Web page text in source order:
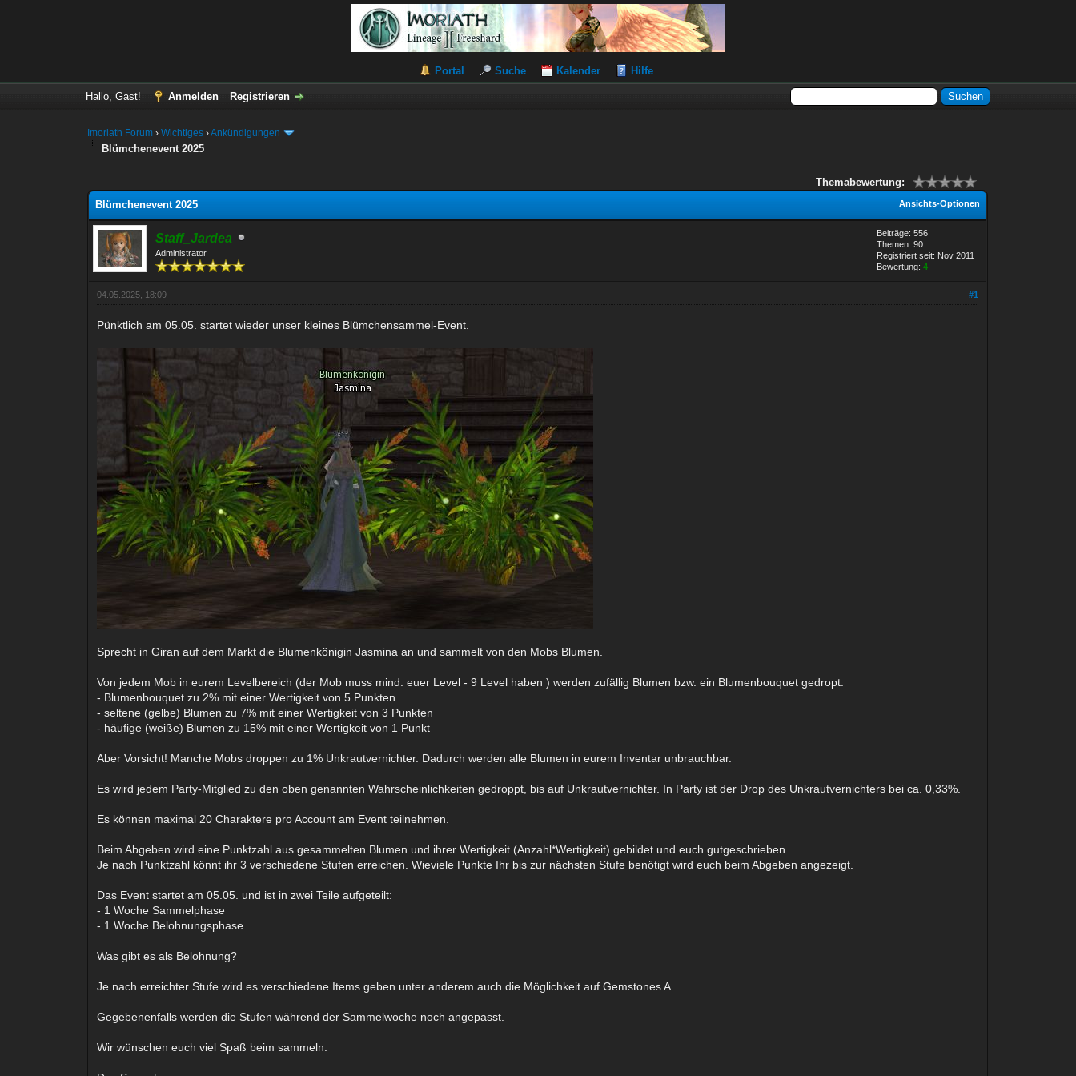
Portal Suche Kalender Hilfe
Hallo, Gast! Anmelden Registrieren
Imoriath Forum ›Wichtiges ›Ankündigungen
Blümchenevent 2025
Themabewertung:
Ansichts-Optionen
Blümchenevent 2025
Staff_Jardea
Administrator
Beiträge: 556
Themen: 90
Registriert seit: Nov 2011
Bewertung:4
#1
04.05.2025, 18:09
Pünktlich am 05.05. startet wieder unser kleines Blümchensammel-Event.
Sprecht in Giran auf dem Markt die Blumenkönigin Jasmina an und sammelt von den Mobs Blumen.
Von jedem Mob in eurem Levelbereich (der Mob muss mind. euer Level - 9 Level haben ) werden zufällig Blumen bzw. ein Blumenbouquet gedropt:
- Blumenbouquet zu 2% mit einer Wertigkeit von 5 Punkten
- seltene (gelbe) Blumen zu 7% mit einer Wertigkeit von 3 Punkten
- häufige (weiße) Blumen zu 15% mit einer Wertigkeit von 1 Punkt
Aber Vorsicht! Manche Mobs droppen zu 1% Unkrautvernichter. Dadurch werden alle Blumen in eurem Inventar unbrauchbar.
Es wird jedem Party-Mitglied zu den oben genannten Wahrscheinlichkeiten gedroppt, bis auf Unkrautvernichter. In Party ist der Drop des Unkrautvernichters bei ca. 0,33%.
Es können maximal 20 Charaktere pro Account am Event teilnehmen.
Beim Abgeben wird eine Punktzahl aus gesammelten Blumen und ihrer Wertigkeit (Anzahl*Wertigkeit) gebildet und euch gutgeschrieben.
Je nach Punktzahl könnt ihr 3 verschiedene Stufen erreichen. Wieviele Punkte Ihr bis zur nächsten Stufe benötigt wird euch beim Abgeben angezeigt.
Das Event startet am 05.05. und ist in zwei Teile aufgeteilt:
- 1 Woche Sammelphase
- 1 Woche Belohnungsphase
Was gibt es als Belohnung?
Je nach erreichter Stufe wird es verschiedene Items geben unter anderem auch die Möglichkeit auf Gemstones A.
Gegebenenfalls werden die Stufen während der Sammelwoche noch angepasst.
Wir wünschen euch viel Spaß beim sammeln.